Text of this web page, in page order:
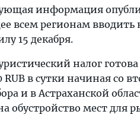
информация
всем регионам вводить
15 декабря.
налог
RUB в сутки начиная со
и в Астраханской
обустройство мест для